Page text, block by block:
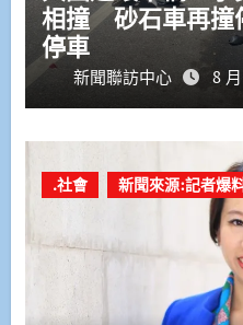
相撞 砂石車再撞
停車
新聞聯訪中心 8
.社會 新聞來源:記者爆